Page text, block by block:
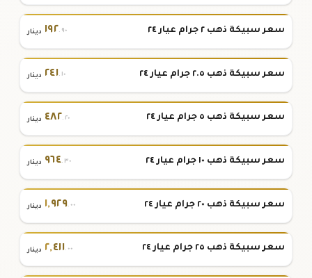
سعر سبيكة ذهب ٢ جرام عيار ٢٤ ١٩٢.٩٠ دينار
سعر سبيكة ذهب ٢.٥ جرام عيار ٢٤ ٢٤١.١٠ دينار
سعر سبيكة ذهب ٥ جرام عيار ٢٤ ٤٨٢.٢٠ دينار
سعر سبيكة ذهب ١٠ جرام عيار ٢٤ ٩٦٤.٣٠ دينار
سعر سبيكة ذهب ٢٠ جرام عيار ٢٤ ١,٩٢٩.٠٠ دينار
سعر سبيكة ذهب ٢٥ جرام عيار ٢٤ ٢,٤١١.٠٠ دينار